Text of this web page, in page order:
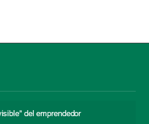
del emprendedor